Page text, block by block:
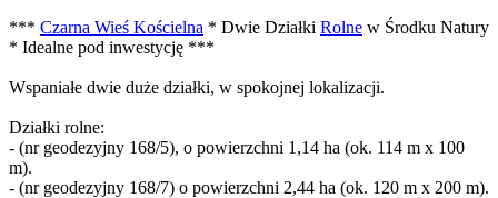
*** Czarna Wieś Kościelna * Dwie Działki Rolne w Środku Natury
* Idealne pod inwestycję ***
Wspaniałe dwie duże działki, w spokojnej lokalizacji.
Działki rolne:
- (nr geodezyjny 168/5), o powierzchni 1,14 ha (ok. 114 m x 100
m).
- (nr geodezyjny 168/7) o powierzchni 2,44 ha (ok. 120 m x 200 m).